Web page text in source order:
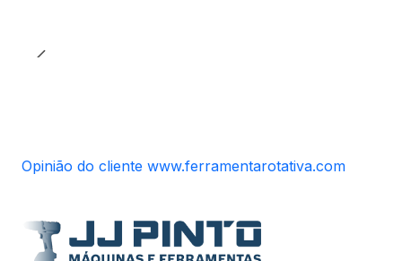
Opinião do cliente www.ferramentarotativa.com